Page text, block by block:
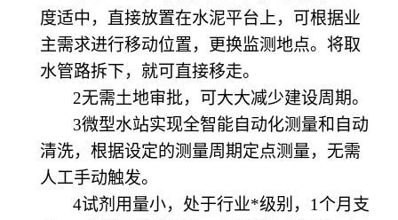
度适中，直接放置在水泥平台上，可根据业
主需求进行移动位置，更换监测地点。将取
水管路拆下，就可直接移走。
2无需土地审批，可大大减少建设周期。
3微型水站实现全智能自动化测量和自动
清洗，根据设定的测量周期定点测量，无需
人工手动触发。
4试剂用量小，处于行业*级别，1个月支